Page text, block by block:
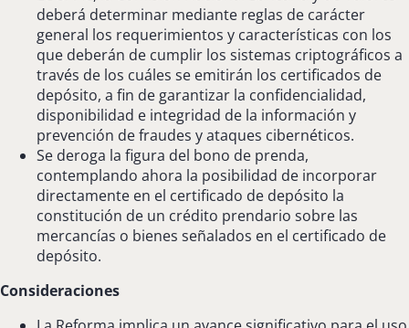
deberá determinar mediante reglas de carácter
general los requerimientos y características con los
que deberán de cumplir los sistemas criptográficos a
través de los cuáles se emitirán los certificados de
depósito, a fin de garantizar la confidencialidad,
disponibilidad e integridad de la información y
prevención de fraudes y ataques cibernéticos.
Se deroga la figura del bono de prenda,
contemplando ahora la posibilidad de incorporar
directamente en el certificado de depósito la
constitución de un crédito prendario sobre las
mercancías o bienes señalados en el certificado de
depósito.
Consideraciones